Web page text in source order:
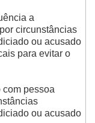
a
circunstâncias
ou acusado
para evitar o
com pessoa
ou acusado